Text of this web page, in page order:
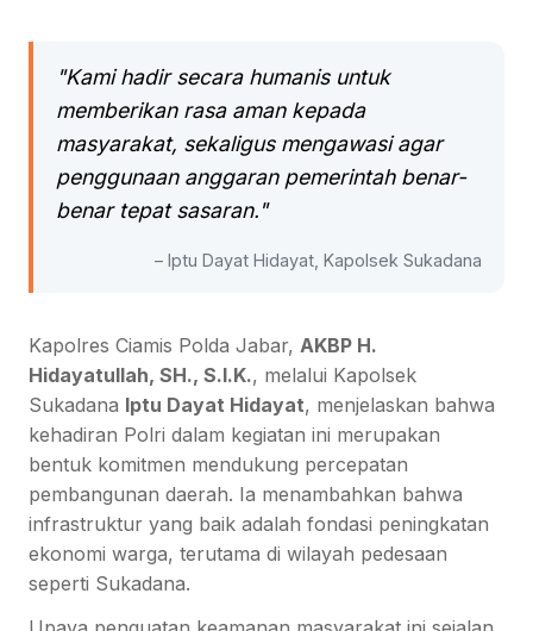
"Kami hadir secara humanis untuk
memberikan rasa aman kepada
masyarakat, sekaligus mengawasi agar
penggunaan anggaran pemerintah benar-
benar tepat sasaran."
– Iptu Dayat Hidayat, Kapolsek Sukadana
Kapolres Ciamis Polda Jabar, AKBP H.
Hidayatullah, SH., S.I.K., melalui Kapolsek
Sukadana Iptu Dayat Hidayat, menjelaskan bahwa
kehadiran Polri dalam kegiatan ini merupakan
bentuk komitmen mendukung percepatan
pembangunan daerah. Ia menambahkan bahwa
infrastruktur yang baik adalah fondasi peningkatan
ekonomi warga, terutama di wilayah pedesaan
seperti Sukadana.